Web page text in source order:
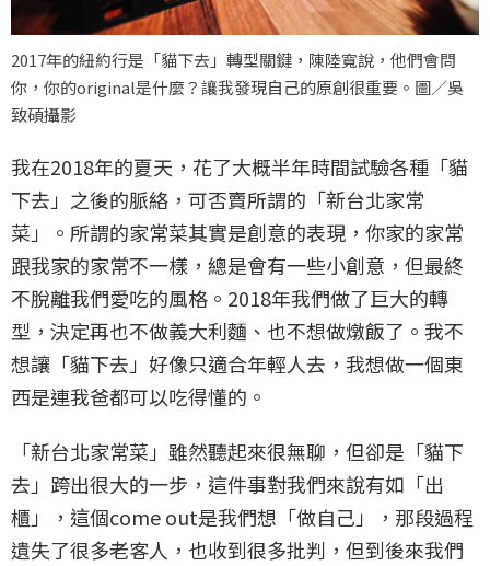
2017年的紐約行是「貓下去」轉型關鍵，陳陸寬說，他們會問
你，你的original是什麼？讓我發現自己的原創很重要。圖／吳
致碩攝影
我在2018年的夏天，花了大概半年時間試驗各種「貓
下去」之後的脈絡，可否賣所謂的「新台北家常
菜」。所謂的家常菜其實是創意的表現，你家的家常
跟我家的家常不一樣，總是會有一些小創意，但最終
不脫離我們愛吃的風格。2018年我們做了巨大的轉
型，決定再也不做義大利麵、也不想做燉飯了。我不
想讓「貓下去」好像只適合年輕人去，我想做一個東
西是連我爸都可以吃得懂的。
「新台北家常菜」雖然聽起來很無聊，但卻是「貓下
去」跨出很大的一步，這件事對我們來說有如「出
櫃」，這個come out是我們想「做自己」，那段過程
遺失了很多老客人，也收到很多批判，但到後來我們